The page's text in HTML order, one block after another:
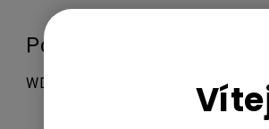
Použitelné modely
WDC10, WDC10C, WDC20